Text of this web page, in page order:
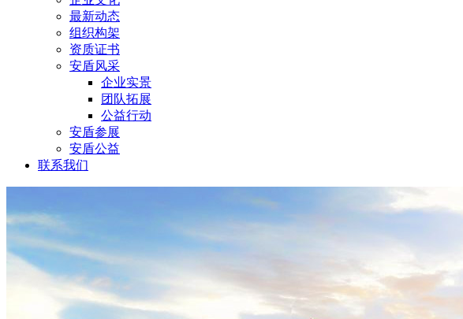
最新动态
组织构架
资质证书
安盾风采
企业实景
团队拓展
公益行动
安盾参展
安盾公益
联系我们